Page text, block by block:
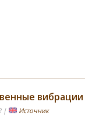
вибрации
| Источник